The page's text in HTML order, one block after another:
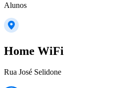
Alunos
Home WiFi
Rua José Selidone